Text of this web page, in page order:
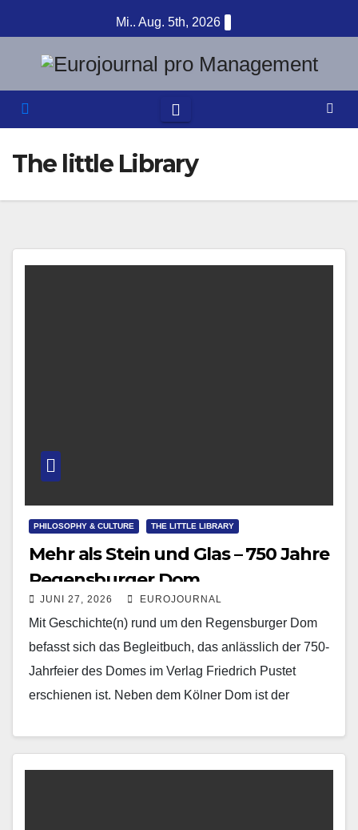
Inhalt
springen
Mi.. Aug. 5th, 2026
The little Library
PHILOSOPHY & CULTURE THE LITTLE LIBRARY
Mehr als Stein und Glas – 750 Jahre
Regensburger Dom
JUNI 27, 2026 EUROJOURNAL
Mit Geschichte(n) rund um den Regensburger Dom
befasst sich das Begleitbuch, das anlässlich der 750-
Jahrfeier des Domes im Verlag Friedrich Pustet
erschienen ist. Neben dem Kölner Dom ist der